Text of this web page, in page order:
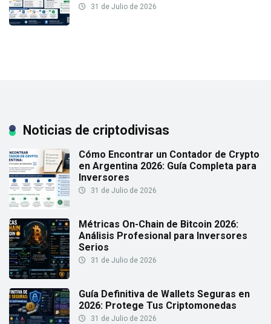
31 de Julio de 2026
Noticias de criptodivisas
Cómo Encontrar un Contador de Crypto
en Argentina 2026: Guía Completa para
Inversores
31 de Julio de 2026
Métricas On-Chain de Bitcoin 2026:
Análisis Profesional para Inversores
Serios
31 de Julio de 2026
Guía Definitiva de Wallets Seguras en
2026: Protege Tus Criptomonedas
31 de Julio de 2026